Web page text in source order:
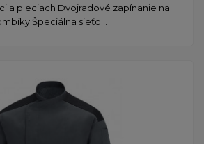
a pleciach Dvojradové zapínanie na
Špeciálna sieťo...